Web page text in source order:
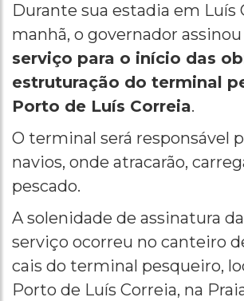
Durante sua estadia em Luís
manhã, o governador assinou
serviço para o início das
estruturação do terminal
Porto de Luís Correia.
O terminal será responsável
navios, onde atracarão,
pescado.
A solenidade de assinatura
serviço ocorreu no canteiro
cais do terminal pesqueiro,
Porto de Luís Correia, na